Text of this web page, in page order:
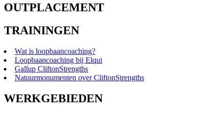
OUTPLACEMENT
TRAININGEN
Wat is loopbaancoaching?
Loopbaancoaching bij Elqui
Gallup CliftonStrengths
Natuurmonumenten over CliftonStrengths
WERKGEBIEDEN